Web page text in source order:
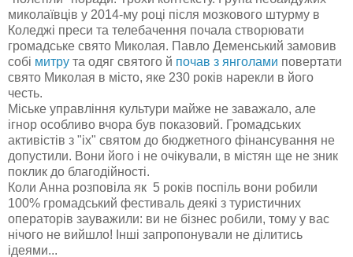
миколаївців у 2014-му році після мозкового штурму в
Коледжі преси та телебачення почала створювати
громадське свято Миколая. Павло Деменський замовив
собі митру та одяг святого й почав з янголами повертати
свято Миколая в місто, яке 230 років нарекли в його
честь.
Міське управління культури майже не заважало, але
ігнор особливо вчора був показовий. Громадських
активістів з "іх" святом до бюджетного фінансування не
допустили. Вони його і не очікували, в містян ще не зник
поклик до благодійності.
Коли Анна розповіла як 5 років поспіль вони робили
100% громадський фестиваль деякі з туристичних
операторів зауважили: ви не бізнес робили, тому у вас
нічого не вийшло! Інші запропонували не ділитись
ідеями...